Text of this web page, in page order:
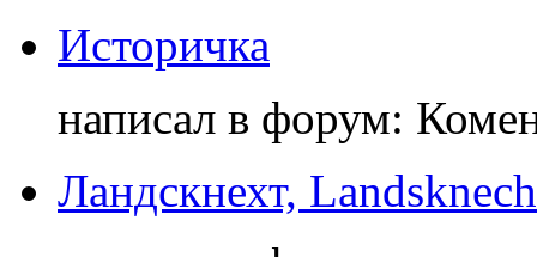
Историчка
написал в форум:
Ландскнехт,